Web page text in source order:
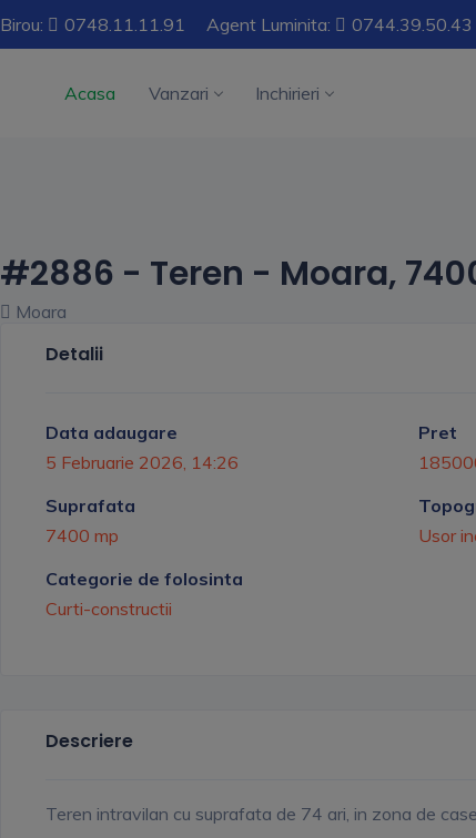
Birou: 0748.11.11.91 Agent Luminita: 0744.39.50.43
Acasa Vanzari Inchirieri
#2886 - Teren - Moara,
Moara
Detalii
Data adaugare
5 Februarie 2026, 14:26
Pret
Suprafata
7400 mp
Usor
Categorie de folosinta
Curti-constructii
Descriere
Teren intravilan cu suprafata de 74 ari, in zona de